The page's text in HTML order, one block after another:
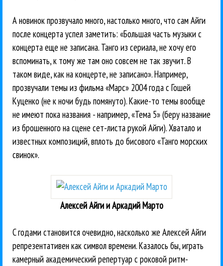
А новинок прозвучало много, настолько много, что сам Айги
после концерта успел заметить: «Большая часть музыки с
концерта еще не записана. Танго из сериала, не хочу его
вспоминать, к тому же там оно совсем не так звучит. В
таком виде, как на концерте, не записано». Например,
прозвучали темы из фильма «Марс» 2004 года с Гошей
Куценко (не к ночи будь помянуто). Какие-то темы вообще
не имеют пока названия - например, «Тема 5» (беру название
из брошенного на сцене сет-листа рукой Айги). Хватало и
известных композиций, вплоть до бисового «Танго морских
свинок».
Алексей Айги и Аркадий Марто
C годами становится очевидно, насколько же Алексей Айги
репрезентативен как символ времени. Казалось бы, играть
камерный академический репертуар с роковой ритм-